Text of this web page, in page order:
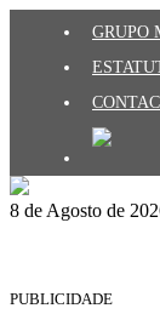
GRUPO
8 de Agosto de
PUBLICIDADE